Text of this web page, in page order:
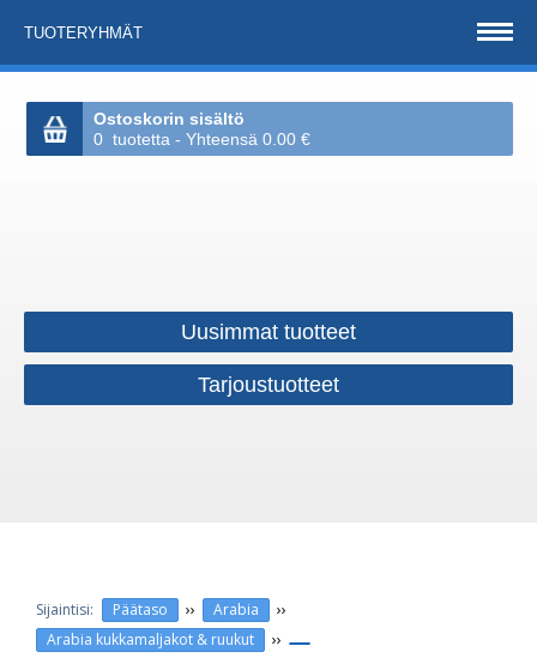
TUOTERYHMÄT
Ostoskorin sisältö
0 tuotetta - Yhteensä 0.00 €
Uusimmat tuotteet
Tarjoustuotteet
Päätaso ›› Arabia ››
Arabia kukkamaljakot & ruukut ››